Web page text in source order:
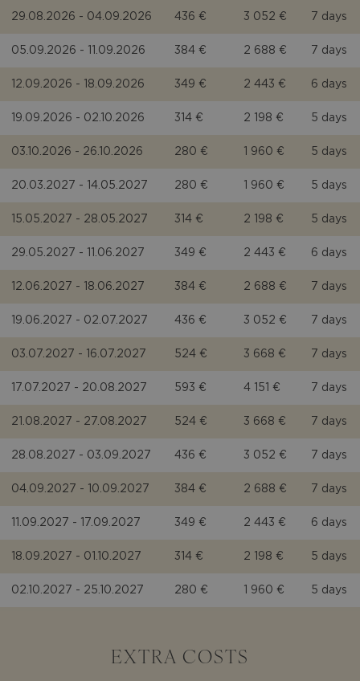
29.08.2026 - 04.09.2026 436 € 3 052 € 7 days
05.09.2026 - 11.09.2026 384 € 2 688 € 7 days
12.09.2026 - 18.09.2026 349 € 2 443 € 6 days
19.09.2026 - 02.10.2026 314 € 2 198 € 5 days
03.10.2026 - 26.10.2026 280 € 1 960 € 5 days
20.03.2027 - 14.05.2027 280 € 1 960 € 5 days
15.05.2027 - 28.05.2027 314 € 2 198 € 5 days
29.05.2027 - 11.06.2027 349 € 2 443 € 6 days
12.06.2027 - 18.06.2027 384 € 2 688 € 7 days
19.06.2027 - 02.07.2027 436 € 3 052 € 7 days
03.07.2027 - 16.07.2027 524 € 3 668 € 7 days
17.07.2027 - 20.08.2027 593 € 4 151 € 7 days
21.08.2027 - 27.08.2027 524 € 3 668 € 7 days
28.08.2027 - 03.09.2027 436 € 3 052 € 7 days
04.09.2027 - 10.09.2027 384 € 2 688 € 7 days
11.09.2027 - 17.09.2027 349 € 2 443 € 6 days
18.09.2027 - 01.10.2027 314 € 2 198 € 5 days
02.10.2027 - 25.10.2027 280 € 1 960 € 5 days
EXTRA COSTS